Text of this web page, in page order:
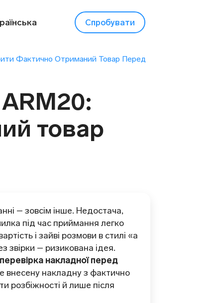
Спробувати
Фактично Отриманий Товар Перед
товар
– зовсім інше. Недостача,
під час приймання легко
і зайві розмови в стилі «а
звірки – ризикована ідея.
перевірка накладної перед
внесену накладну з фактично
розбіжності й лише після